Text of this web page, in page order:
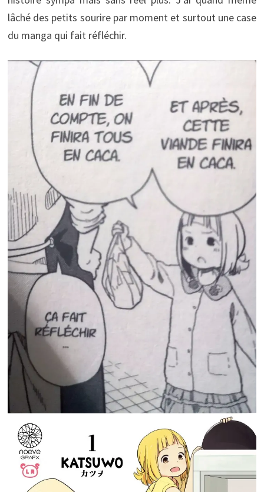
lâché des petits sourire par moment et surtout une case
du manga qui fait réfléchir.